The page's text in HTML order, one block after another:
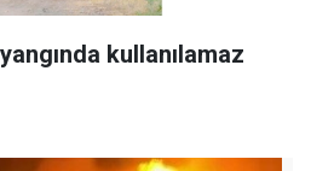
kullanılamaz